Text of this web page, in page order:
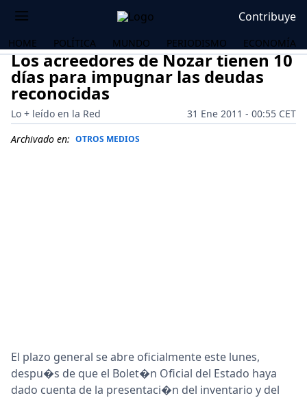
Contribuye
HOME POLÍTICA MUNDO PERIODISMO ECONOMÍA
Los acreedores de Nozar tienen 10
días para impugnar las deudas
reconocidas
Lo + leído en la Red
31 Ene 2011 - 00:55 CET
Archivado en: OTROS MEDIOS
El plazo general se abre oficialmente este lunes,
despu�s de que el Bolet�n Oficial del Estado haya
dado cuenta de la presentaci�n del inventario y del